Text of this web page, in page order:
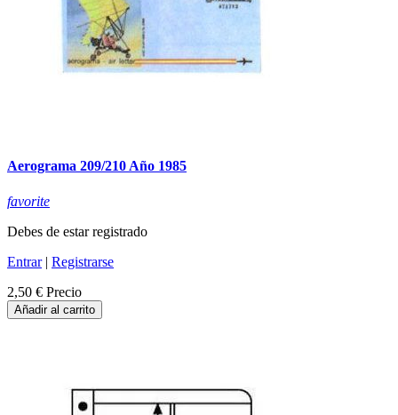
Aerograma 209/210 Año 1985
favorite
Debes de estar registrado
Entrar| Registrarse
2,50 € Precio
Añadir al carrito